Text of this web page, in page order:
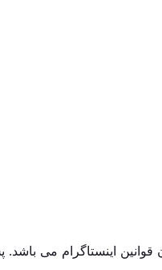
اینستاگرام می باشد.